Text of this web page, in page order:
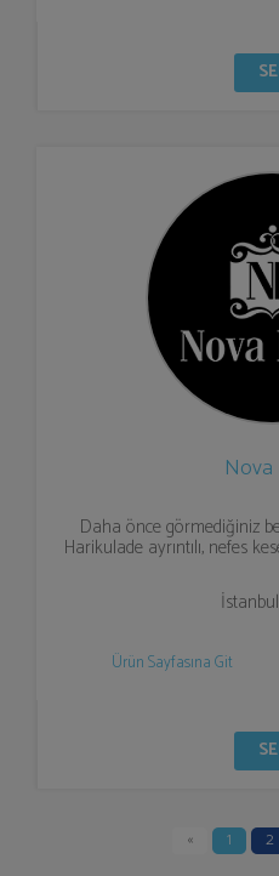
Nova
Daha önce görmediğiniz
Harikulade ayrıntılı, nefes
Ürün Sayfasına Git
« 1 2